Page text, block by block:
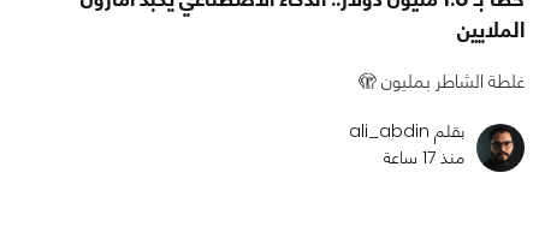
الملايين
غلطة الشاطر بمليون 🫣
بقلم ali_abdin
منذ 17 ساعة